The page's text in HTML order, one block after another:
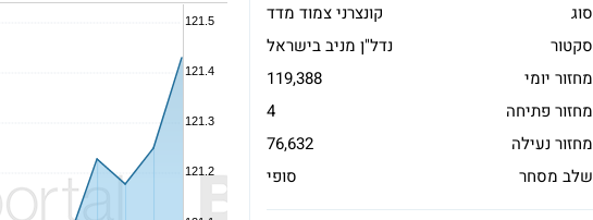
סוג
קונצרני צמוד מדד
סקטור
נדל"ן מניב בישראל
מחזור יומי
119,388
מחזור פתיחה
4
מחזור נעילה
76,632
שלב מסחר
סופי